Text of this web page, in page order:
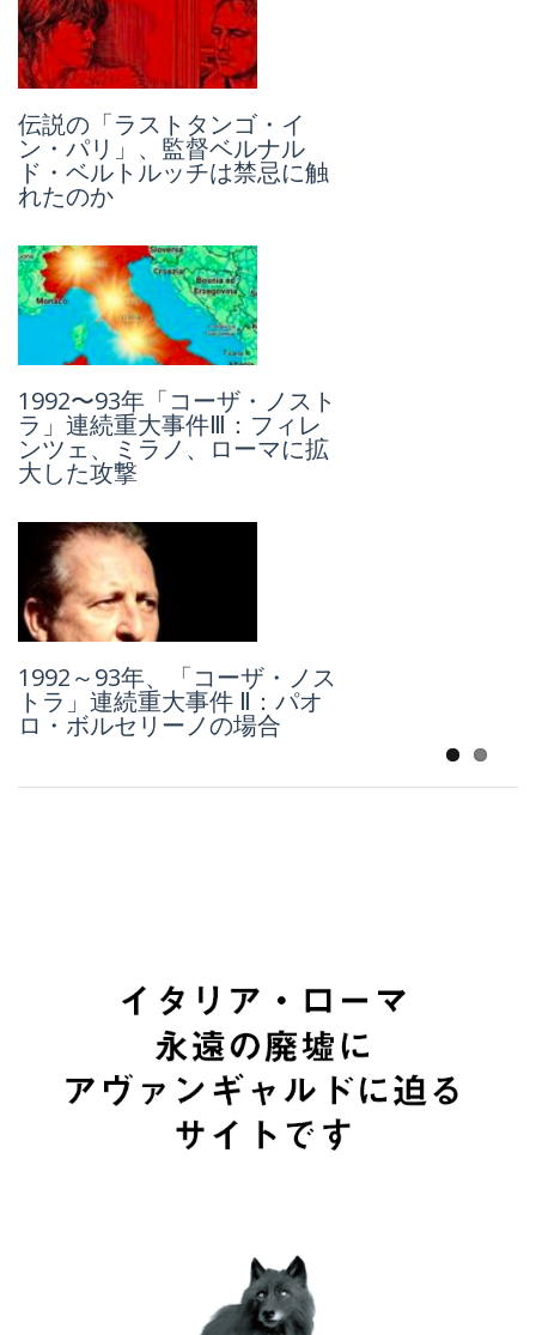
伝説の「ラストタンゴ・イ
ン・パリ」、監督ベルナル
ド・ベルトルッチは禁忌に触
れたのか
1992〜93年「コーザ・ノスト
ラ」連続重大事件Ⅲ：フィレ
ンツェ、ミラノ、ローマに拡
大した攻撃
1992～93年、「コーザ・ノス
トラ」連続重大事件 Ⅱ：パオ
ロ・ボルセリーノの場合
「コーザ・ノストラ」とジョ
ヴァンニ・ファルコーネ、史
上初のマキシ・プロチェッソ
（大裁判）
スピンオフ：イタリアのグラ
ンド・ロッジ派のフリーメイ
ソン本部を訪ねて
レトロスペクティブ：戦後イ
タリア「抽象芸術」の女王、
カルラ・アッカルディの100
年